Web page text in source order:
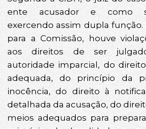
ente acusador e como
exercendo assim dupla função.
para a Comissão, houve
aos direitos de ser
autoridade imparcial, do
adequada, do princípio da
inocência, do direito à
detalhada da acusação, do
meios adequados para